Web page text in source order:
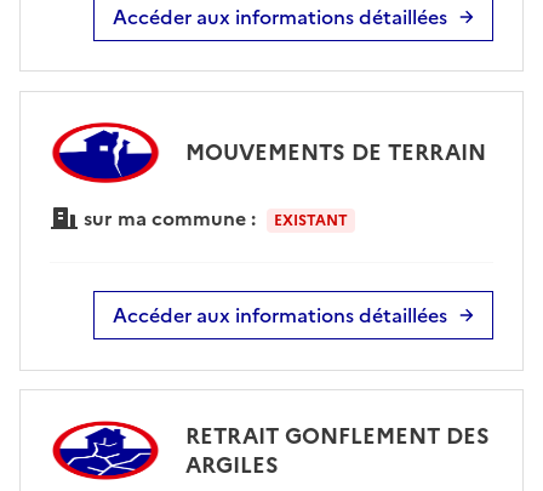
Accéder aux informations détaillées
MOUVEMENTS DE TERRAIN
sur ma commune : EXISTANT
Accéder aux informations détaillées
RETRAIT GONFLEMENT DES
ARGILES